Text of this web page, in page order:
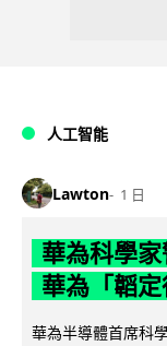
人工智能
Lawton 1 日
華為科學
華為「韜
華為半導體首席科